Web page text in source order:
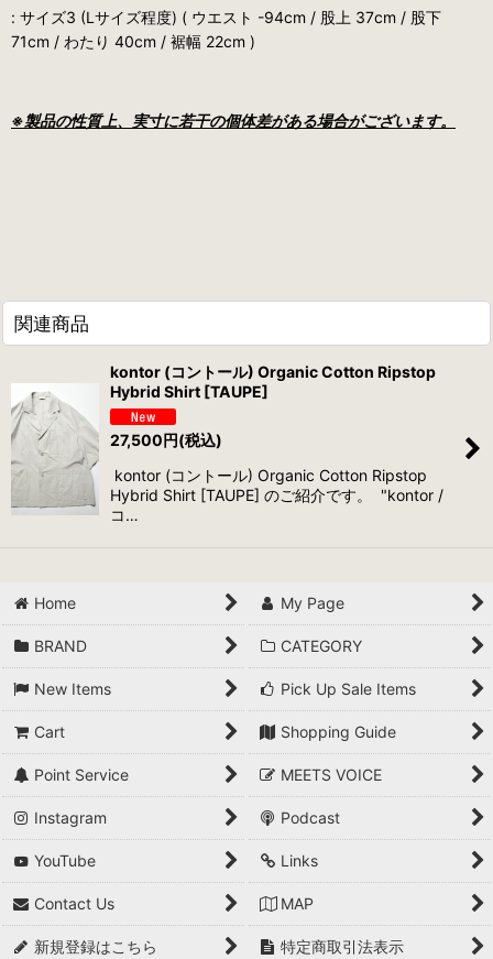
: サイズ3 (Lサイズ程度) ( ウエスト -94cm / 股上 37cm / 股下
71cm / わたり 40cm / 裾幅 22cm )
※製品の性質上、実寸に若干の個体差がある場合がございます。
関連商品
kontor (コントール) Organic Cotton Ripstop
Hybrid Shirt [TAUPE]
27,500円(税込)
kontor (コントール) Organic Cotton Ripstop
Hybrid Shirt [TAUPE] のご紹介です。 "kontor /
コ…
Home My Page
BRAND CATEGORY
New Items Pick Up Sale Items
Cart Shopping Guide
Point Service MEETS VOICE
Instagram Podcast
YouTube Links
Contact Us MAP
新規登録はこちら 特定商取引法表示